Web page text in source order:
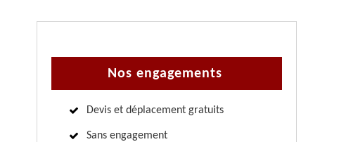
Nos engagements
Devis et déplacement gratuits
Sans engagement